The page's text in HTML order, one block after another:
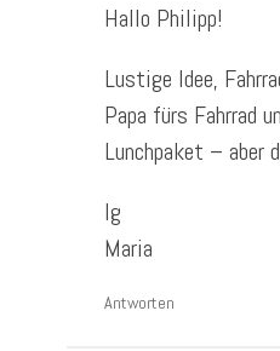
Hallo Philipp!
Lustige Idee,
Papa fürs Fahrrad
Lunchpaket – aber
lg
Maria
Antworten